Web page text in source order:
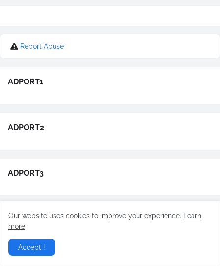
Report Abuse
ADPORT1
ADPORT2
ADPORT3
ADPORT4
Our website uses cookies to improve your experience.
Learn
more
Accept !